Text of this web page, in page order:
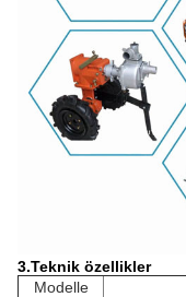
3.Teknik özellikler
Modelle